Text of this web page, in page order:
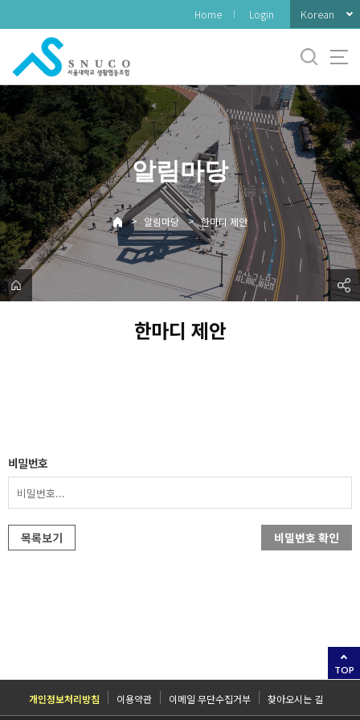
로
메
뉴
Home Login Korean
알림마당
> 알림마당 > 한마디 제안
한마디 제안
비밀번호
목록보기 비밀번호 확인
TOP
개인정보처리방침 이용약관 이메일 무단수집거부 찾아오시는 길